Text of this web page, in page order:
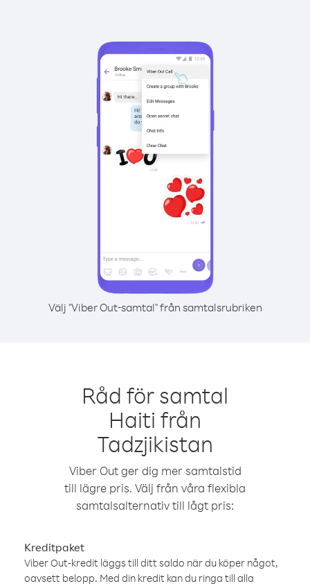
Välj "Viber Out-samtal" från samtalsrubriken
Råd för samtal
Haiti från
Tadzjikistan
Viber Out ger dig mer samtalstid
till lägre pris. Välj från våra flexibla
samtalsalternativ till lågt pris:
Kreditpaket
Viber Out-kredit läggs till ditt saldo när du köper något,
oavsett belopp. Med din kredit kan du ringa till alla